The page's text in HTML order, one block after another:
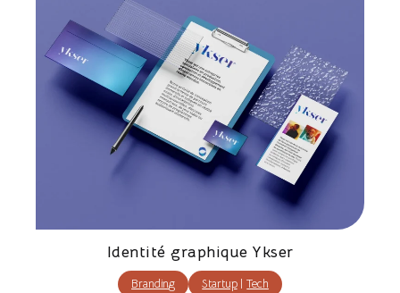
Identité graphique Ykser
Branding Startup|Tech